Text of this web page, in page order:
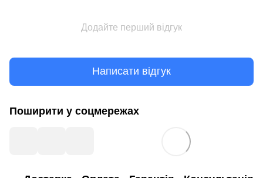
Додайте перший відгук
Написати відгук
Поширити у соцмережах